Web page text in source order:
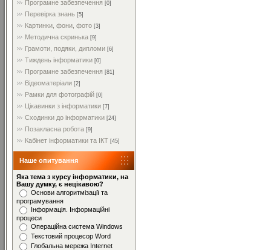
Програмне забезпечення [0]
Перевірка знань [5]
Картинки, фони, фото [3]
Методична скринька [9]
Грамоти, подяки, дипломи [6]
Тиждень інформатики [0]
Програмне забезпечення [81]
Відеоматеріали [2]
Рамки для фотографій [0]
Цікавинки з інформатики [7]
Сходинки до інформатики [24]
Позакласна робота [9]
Кабінет інформатики та ІКТ [45]
Наше опитування
Яка тема з курсу інформатики, на
Вашу думку, є нецікавою?
Основи алгоритмізації та
програмування
Інформація. Інформаційні
процеси
Операційна система Windows
Текстовий процесор Word
Глобальна мережа Internet